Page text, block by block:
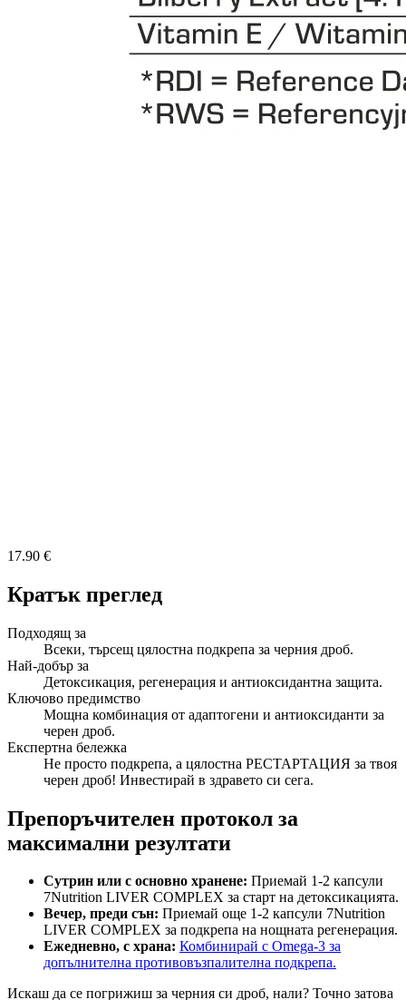
17.90 €
Кратък преглед
Подходящ за
Всеки, търсещ цялостна подкрепа за черния дроб.
Най-добър за
Детоксикация, регенерация и антиоксидантна защита.
Ключово предимство
Мощна комбинация от адаптогени и антиоксиданти за
черен дроб.
Експертна бележка
Не просто подкрепа, а цялостна РЕСТАРТАЦИЯ за твоя
черен дроб! Инвестирай в здравето си сега.
Препоръчителен протокол за
максимални резултати
Сутрин или с основно хранене: Приемай 1-2 капсули
7Nutrition LIVER COMPLEX за старт на детоксикацията.
Вечер, преди сън: Приемай още 1-2 капсули 7Nutrition
LIVER COMPLEX за подкрепа на нощната регенерация.
Ежедневно, с храна: Комбинирай с Omega-3 за
допълнителна противовъзпалителна подкрепа.
Искаш да се погрижиш за черния си дроб, нали? Точно затова